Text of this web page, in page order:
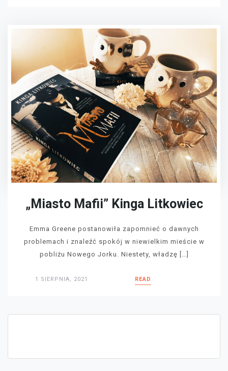
„Miasto Mafii” Kinga Litkowiec
Emma Greene postanowiła zapomnieć o dawnych
problemach i znaleźć spokój w niewielkim mieście w
pobliżu Nowego Jorku. Niestety, władzę […]
1 SIERPNIA, 2021 READ